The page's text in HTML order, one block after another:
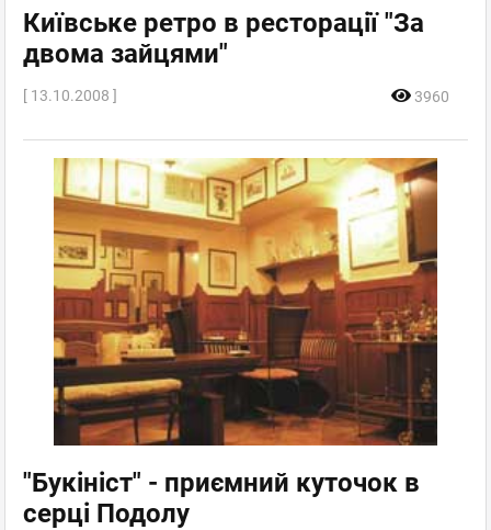
Київське ретро в ресторації "За
двома зайцями"
[ 13.10.2008 ] 3960
"Букініст" - приємний куточок в
серці Подолу